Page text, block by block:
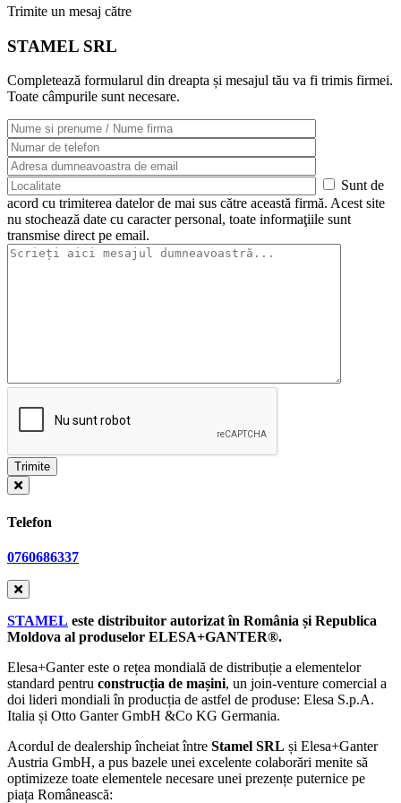
Trimite un mesaj către
STAMEL SRL
Completează formularul din dreapta și mesajul tău va fi trimis firmei.
Toate câmpurile sunt necesare.
Sunt de
acord cu trimiterea datelor de mai sus către această firmă. Acest site
nu stochează date cu caracter personal, toate informaţiile sunt
transmise direct pe email.
Telefon
0760686337
STAMEL este distribuitor autorizat în România și Republica
Moldova al produselor ELESA+GANTER®.
Elesa+Ganter este o rețea mondială de distribuție a elementelor
standard pentru construcția de mașini, un join-venture comercial a
doi lideri mondiali în producția de astfel de produse: Elesa S.p.A.
Italia și Otto Ganter GmbH &Co KG Germania.
Acordul de dealership încheiat între Stamel SRL și Elesa+Ganter
Austria GmbH, a pus bazele unei excelente colaborări menite să
optimizeze toate elementele necesare unei prezențe puternice pe
piața Românească: